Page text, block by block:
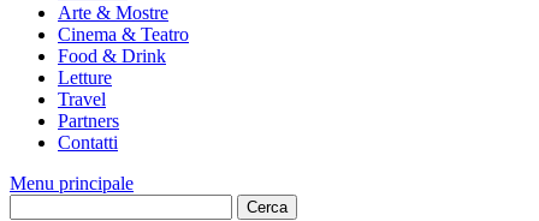
Arte & Mostre
Cinema & Teatro
Food & Drink
Letture
Travel
Partners
Contatti
Menu principale